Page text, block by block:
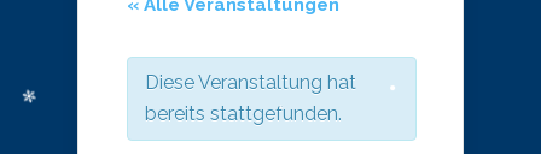
« Alle Veranstaltungen
Diese Veranstaltung hat
bereits stattgefunden.